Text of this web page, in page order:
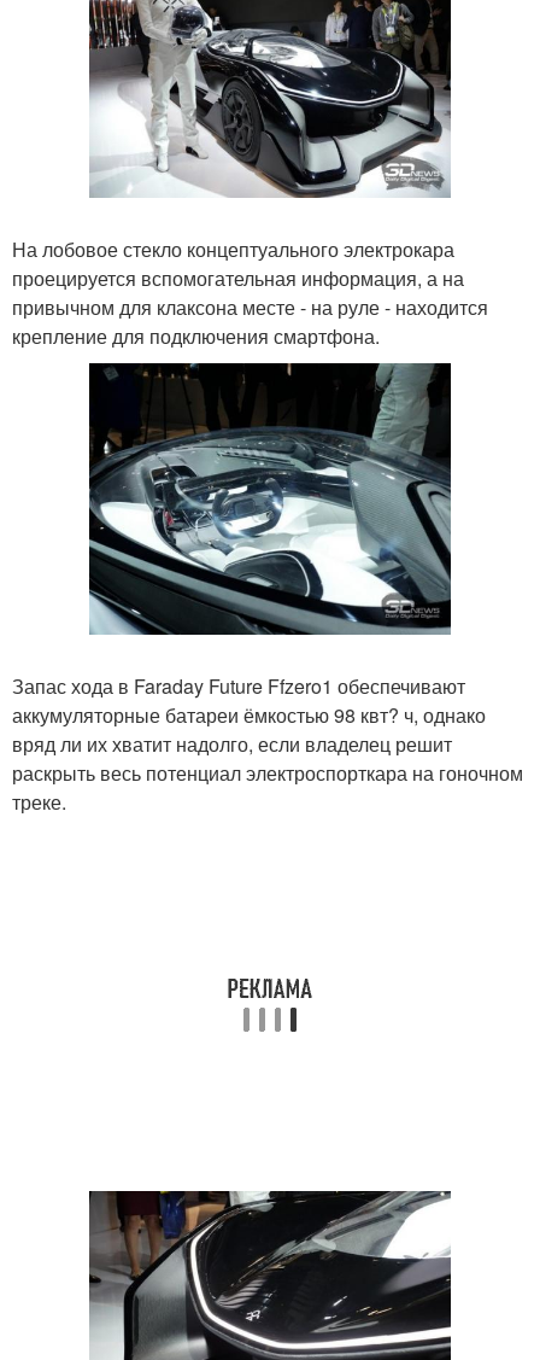
На лобовое стекло концептуального электрокара
проецируется вспомогательная информация, а на
привычном для клаксона месте - на руле - находится
крепление для подключения смартфона.
Запас хода в Faraday Future Ffzero1 обеспечивают
аккумуляторные батареи ёмкостью 98 квт? ч, однако
вряд ли их хватит надолго, если владелец решит
раскрыть весь потенциал электроспорткара на гоночном
треке.